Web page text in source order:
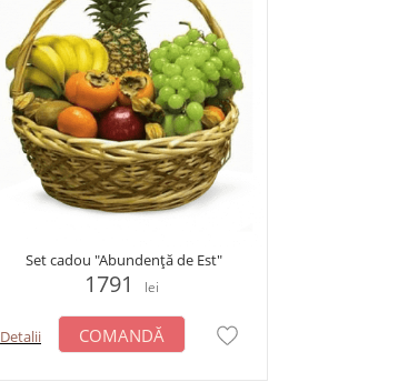
Set cadou "Abundență de Est"
1791 lei
Detalii COMANDĂ